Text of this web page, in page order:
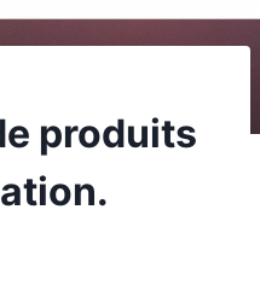
produits